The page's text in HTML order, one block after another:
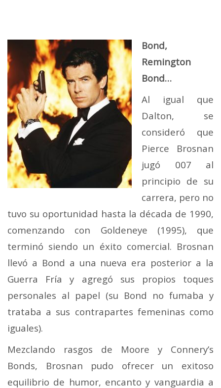
Bond,
Remington
Bond…
Al igual que
Dalton, se
consideró que
Pierce Brosnan
jugó 007 al
principio de su
carrera, pero no
tuvo su oportunidad hasta la década de 1990,
comenzando con Goldeneye (1995), que
terminó siendo un éxito comercial. Brosnan
llevó a Bond a una nueva era posterior a la
Guerra Fría y agregó sus propios toques
personales al papel (su Bond no fumaba y
trataba a sus contrapartes femeninas como
iguales).
Mezclando rasgos de Moore y Connery’s
Bonds, Brosnan pudo ofrecer un exitoso
equilibrio de humor, encanto y vanguardia a